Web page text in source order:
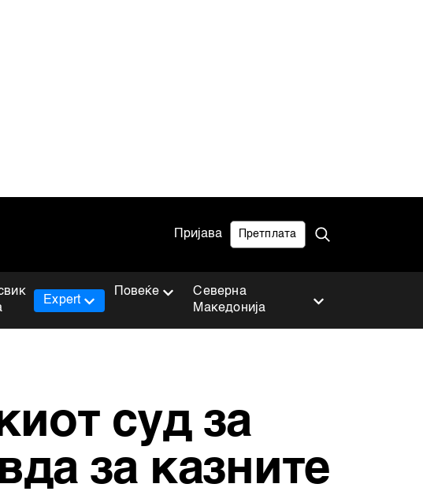
Пријава Претплата
Северна
Македонија
Expert
Повеќе
суд за
за казните